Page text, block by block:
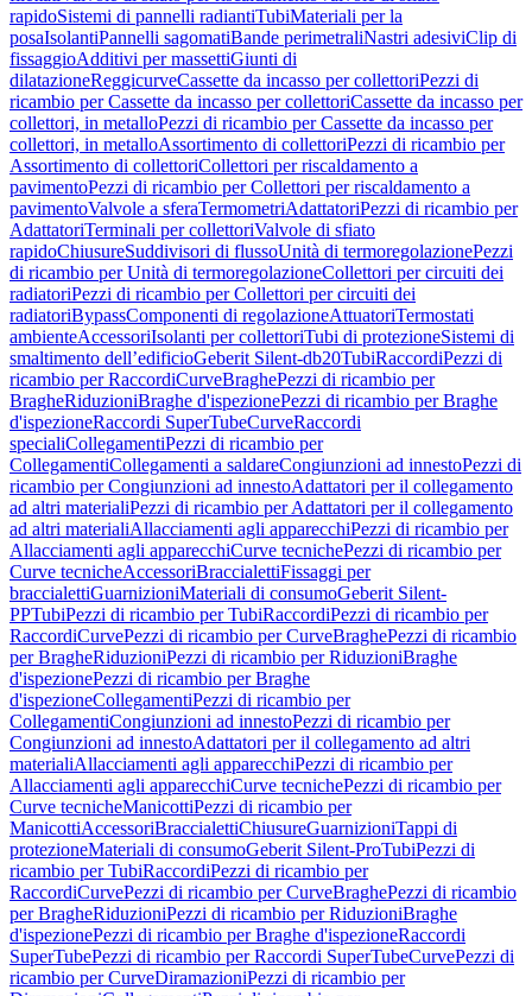
rapidoSistemi di pannelli radiantiTubiMateriali per la
posaIsolantiPannelli sagomatiBande perimetraliNastri adesiviClip di
fissaggioAdditivi per massettiGiunti di
dilatazioneReggicurveCassette da incasso per collettoriPezzi di
ricambio per Cassette da incasso per collettoriCassette da incasso per
collettori, in metalloPezzi di ricambio per Cassette da incasso per
collettori, in metalloAssortimento di collettoriPezzi di ricambio per
Assortimento di collettoriCollettori per riscaldamento a
pavimentoPezzi di ricambio per Collettori per riscaldamento a
pavimentoValvole a sferaTermometriAdattatoriPezzi di ricambio per
AdattatoriTerminali per collettoriValvole di sfiato
rapidoChiusureSuddivisori di flussoUnità di termoregolazionePezzi
di ricambio per Unità di termoregolazioneCollettori per circuiti dei
radiatoriPezzi di ricambio per Collettori per circuiti dei
radiatoriBypassComponenti di regolazioneAttuatoriTermostati
ambienteAccessoriIsolanti per collettoriTubi di protezioneSistemi di
smaltimento dell’edificioGeberit Silent-db20TubiRaccordiPezzi di
ricambio per RaccordiCurveBraghePezzi di ricambio per
BragheRiduzioniBraghe d'ispezionePezzi di ricambio per Braghe
d'ispezioneRaccordi SuperTubeCurveRaccordi
specialiCollegamentiPezzi di ricambio per
CollegamentiCollegamenti a saldareCongiunzioni ad innestoPezzi di
ricambio per Congiunzioni ad innestoAdattatori per il collegamento
ad altri materialiPezzi di ricambio per Adattatori per il collegamento
ad altri materialiAllacciamenti agli apparecchiPezzi di ricambio per
Allacciamenti agli apparecchiCurve tecnichePezzi di ricambio per
Curve tecnicheAccessoriBraccialettiFissaggi per
braccialettiGuarnizioniMateriali di consumoGeberit Silent-
PPTubiPezzi di ricambio per TubiRaccordiPezzi di ricambio per
RaccordiCurvePezzi di ricambio per CurveBraghePezzi di ricambio
per BragheRiduzioniPezzi di ricambio per RiduzioniBraghe
d'ispezionePezzi di ricambio per Braghe
d'ispezioneCollegamentiPezzi di ricambio per
CollegamentiCongiunzioni ad innestoPezzi di ricambio per
Congiunzioni ad innestoAdattatori per il collegamento ad altri
materialiAllacciamenti agli apparecchiPezzi di ricambio per
Allacciamenti agli apparecchiCurve tecnichePezzi di ricambio per
Curve tecnicheManicottiPezzi di ricambio per
ManicottiAccessoriBraccialettiChiusureGuarnizioniTappi di
protezioneMateriali di consumoGeberit Silent-ProTubiPezzi di
ricambio per TubiRaccordiPezzi di ricambio per
RaccordiCurvePezzi di ricambio per CurveBraghePezzi di ricambio
per BragheRiduzioniPezzi di ricambio per RiduzioniBraghe
d'ispezionePezzi di ricambio per Braghe d'ispezioneRaccordi
SuperTubePezzi di ricambio per Raccordi SuperTubeCurvePezzi di
ricambio per CurveDiramazioniPezzi di ricambio per